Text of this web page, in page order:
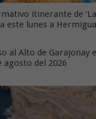
itinerante de
este lunes a Hermigua
al Alto de Garajonay
agosto del 2026